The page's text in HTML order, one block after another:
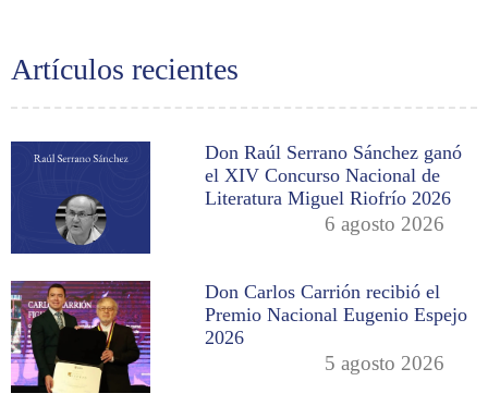
Artículos recientes
Don Raúl Serrano Sánchez ganó
el XIV Concurso Nacional de
Literatura Miguel Riofrío 2026
6 agosto 2026
Don Carlos Carrión recibió el
Premio Nacional Eugenio Espejo
2026
5 agosto 2026